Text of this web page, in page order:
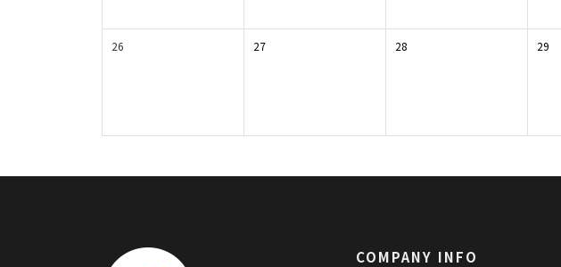
26 27 28 29
COMPANY INFO